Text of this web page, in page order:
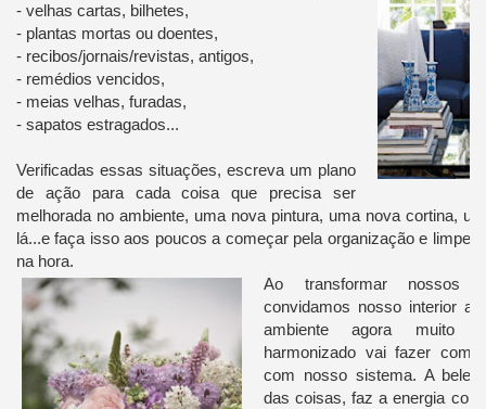
- velhas cartas, bilhetes,
- plantas mortas ou doentes,
- recibos/jornais/revistas, antigos,
- remédios vencidos,
- meias velhas, furadas,
- sapatos estragados...
Verificadas essas situações, escreva um plano
de ação para cada coisa que precisa ser
melhorada no ambiente, uma nova pintura, uma nova cortina,
lá...e faça isso aos poucos a começar pela organização e
na hora.
Ao transformar nossos
convidamos nosso interior a
ambiente agora muito
harmonizado vai fazer com
com nosso sistema. A
das coisas, faz a energia